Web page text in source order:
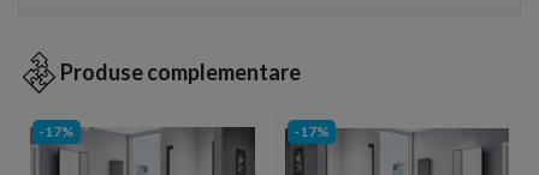
Produse complementare
-17% -17%